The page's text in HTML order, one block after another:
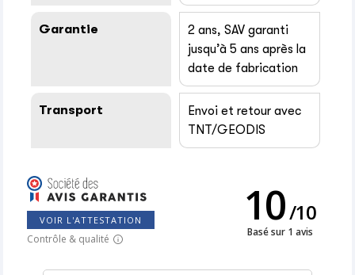
Garantie
2 ans, SAV garanti
jusqu’à 5 ans après la
date de fabrication
Transport
Envoi et retour avec
TNT/GEODIS
VOIR L'ATTESTATION
Contrôle & qualité
10/10
Basé sur 1 avis